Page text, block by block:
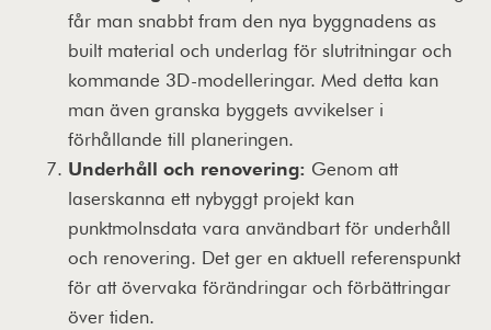
får man snabbt fram den nya byggnadens as
built material och underlag för slutritningar och
kommande 3D-modelleringar. Med detta kan
man även granska byggets avvikelser i
förhållande till planeringen.
Underhåll och renovering: Genom att
laserskanna ett nybyggt projekt kan
punktmolnsdata vara användbart för underhåll
och renovering. Det ger en aktuell referenspunkt
för att övervaka förändringar och förbättringar
över tiden.